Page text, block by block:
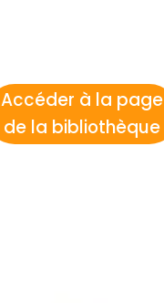
Accéder à la page
de la bibliothèque